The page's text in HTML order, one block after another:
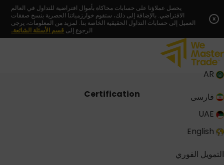
to
يحصل عملاؤنا على حسابات محاكاة بأموال افتراضية للتداول في العالم
الافتراضي. بالإضافة إلى ذلك، ستقوم خوارزمياتنا الحصرية بنسخ صفقات
العميل إلى حسابات التداول الحقيقية الخاصة بنا. لمزيد من المعلومات، يرجى
الرجوع إلى قسم الأسئلة الشائعة.
x
فارسی
التمويل الفوري
Certification